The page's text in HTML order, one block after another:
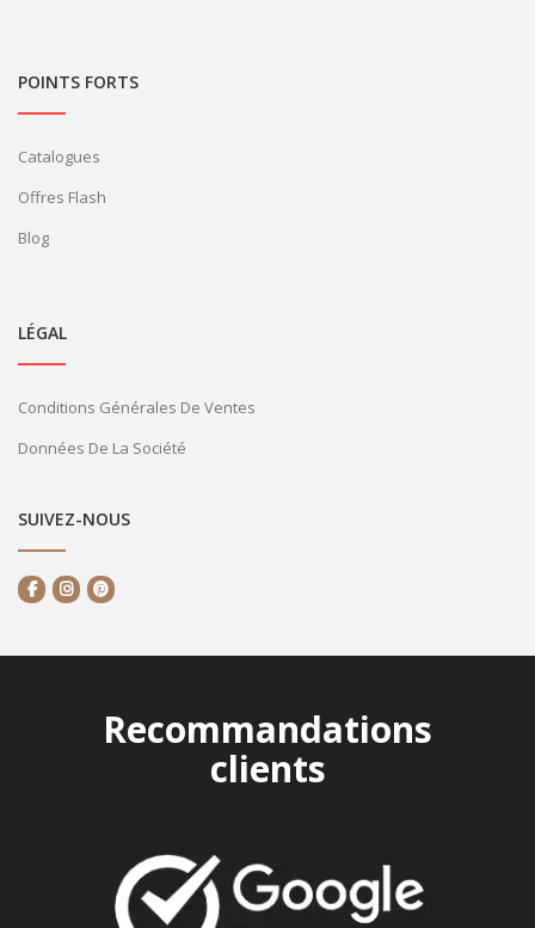
POINTS FORTS
Catalogues
Offres Flash
Blog
LÉGAL
Conditions Générales De Ventes
Données De La Société
SUIVEZ-NOUS
Recommandations
clients